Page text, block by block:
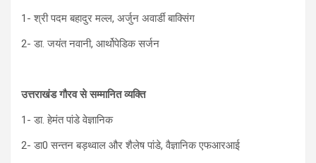
1- श्री पदम बहादुर मल्ल, अर्जुन अवार्डी बाक्सिंग
2- डा. जयंत नवानी, आर्थोपेडिक सर्जन
उत्तराखंड गौरव से सम्मानित व्यक्ति
1- डा. हेमंत पांडे वेज्ञानिक
2- डा0 सन्तन बड़थ्वाल और शैलेष पांडे, वैज्ञानिक एफआरआई